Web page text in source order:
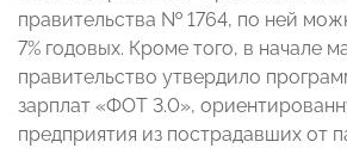
правительства № 1764, по ней
7% годовых. Кроме того, в начале
правительство утвердило
зарплат «ФОТ 3.0»,
предприятия из пострадавших от